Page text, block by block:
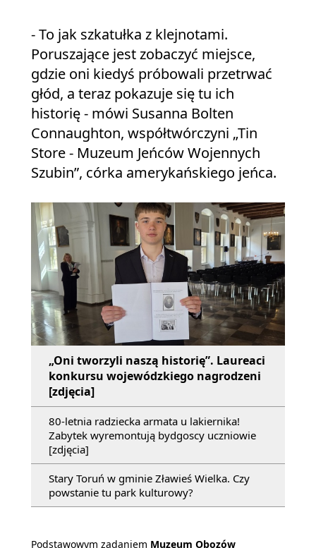
- To jak szkatułka z klejnotami.
Poruszające jest zobaczyć miejsce,
gdzie oni kiedyś próbowali przetrwać
głód, a teraz pokazuje się tu ich
historię - mówi Susanna Bolten
Connaughton, współtwórczyni „Tin
Store - Muzeum Jeńców Wojennych
Szubin”, córka amerykańskiego jeńca.
„Oni tworzyli naszą historię”. Laureaci
konkursu wojewódzkiego nagrodzeni
[zdjęcia]
80-letnia radziecka armata u lakiernika!
Zabytek wyremontują bydgoscy uczniowie
[zdjęcia]
Stary Toruń w gminie Zławieś Wielka. Czy
powstanie tu park kulturowy?
Podstawowym zadaniem Muzeum Obozów